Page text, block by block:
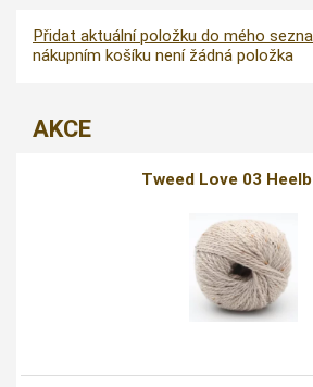
Přidat aktuální položku do mého
nákupním košíku není žádná položka
AKCE
Tweed Love 03